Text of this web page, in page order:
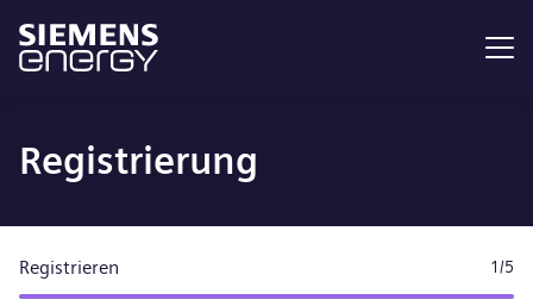
Registrierung
Registrieren 1/5